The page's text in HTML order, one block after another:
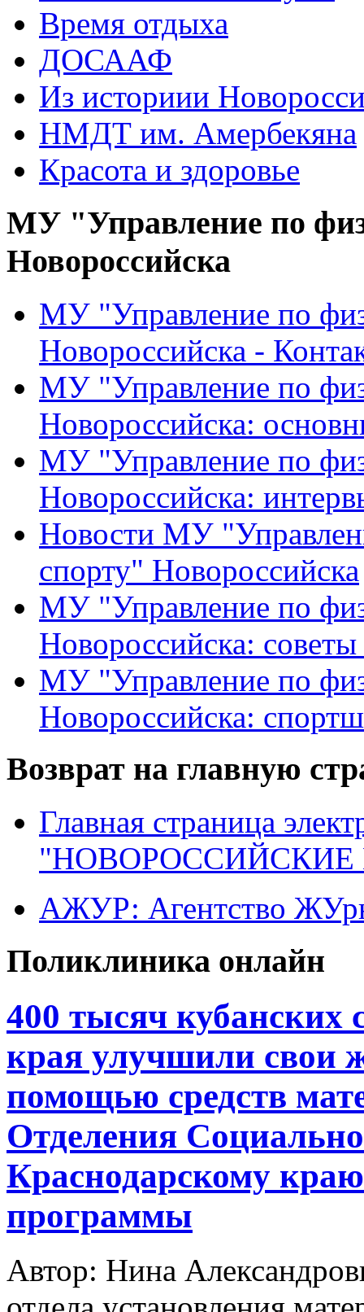
Время отдыха
ДОСААФ
Из историии
НМДТ им. Амербекяна
Красота и здоровье
МУ "Управление по
Новороссийска
МУ "Управление по
Новороссийска -
МУ "Управление по
Новороссийска:
МУ "Управление по
Новороссийска:
Новости МУ
спорту" Новороссийска
МУ "Управление по
Новороссийска:
МУ "Управление по
Новороссийска:
Возврат на главную
Главная страница
"НОВОРОССИЙСКИЕ
АЖУР: Агентство
Поликлиника онлайн
400 тысяч кубанских
края улучшили свои
помощью средств
Отделения
Краснодарскому
программы
Автор: Нина